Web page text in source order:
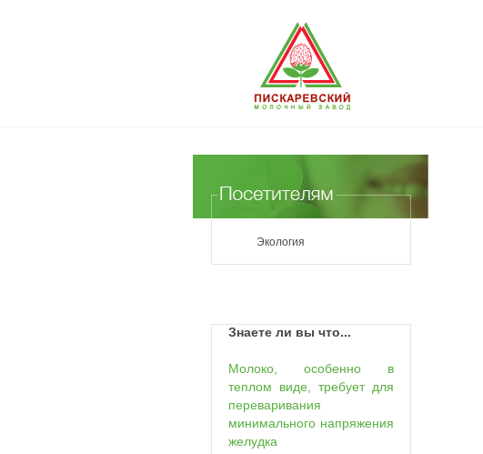
Экология
Знаете ли вы что...
Молоко, особенно в
теплом виде, требует для
переваривания
минимального напряжения
желудка